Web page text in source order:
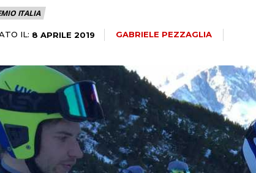
ITALIA
IL: 8 APRILE 2019 GABRIELE PEZZAGLIA